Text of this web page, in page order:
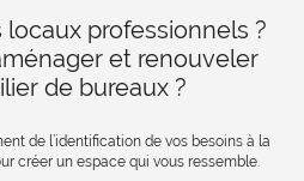
professionnels ?
et renouveler
de bureaux ?
de l’identification de vos besoins à la
créer un espace qui vous ressemble.